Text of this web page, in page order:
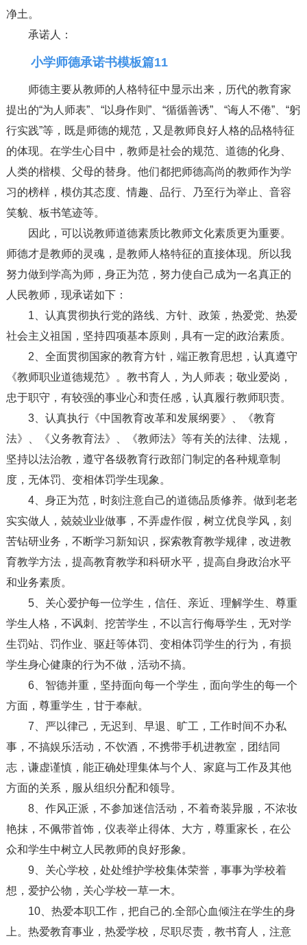
净土。
承诺人：
小学师德承诺书模板篇11
师德主要从教师的人格特征中显示出来，历代的教育家
提出的“为人师表”、“以身作则”、“循循善诱”、“诲人不倦”、“躬
行实践”等，既是师德的规范，又是教师良好人格的品格特征
的体现。在学生心目中，教师是社会的规范、道德的化身、
人类的楷模、父母的替身。他们都把师德高尚的教师作为学
习的榜样，模仿其态度、情趣、品行、乃至行为举止、音容
笑貌、板书笔迹等。
因此，可以说教师道德素质比教师文化素质更为重要。
师德才是教师的灵魂，是教师人格特征的直接体现。所以我
努力做到学高为师，身正为范，努力使自己成为一名真正的
人民教师，现承诺如下：
1、认真贯彻执行党的路线、方针、政策，热爱党、热爱
社会主义祖国，坚持四项基本原则，具有一定的政治素质。
2、全面贯彻国家的教育方针，端正教育思想，认真遵守
《教师职业道德规范》。教书育人，为人师表；敬业爱岗，
忠于职守，有较强的事业心和责任感，认真履行教师职责。
3、认真执行《中国教育改革和发展纲要》、《教育
法》、《义务教育法》、《教师法》等有关的法律、法规，
坚持以法治教，遵守各级教育行政部门制定的各种规章制
度，无体罚、变相体罚学生现象。
4、身正为范，时刻注意自己的道德品质修养。做到老老
实实做人，兢兢业业做事，不弄虚作假，树立优良学风，刻
苦钻研业务，不断学习新知识，探索教育教学规律，改进教
育教学方法，提高教育教学和科研水平，提高自身政治水平
和业务素质。
5、关心爱护每一位学生，信任、亲近、理解学生、尊重
学生人格，不讽刺、挖苦学生，不以言行侮辱学生，无对学
生罚站、罚作业、驱赶等体罚、变相体罚学生的行为，有损
学生身心健康的行为不做，活动不搞。
6、智德并重，坚持面向每一个学生，面向学生的每一个
方面，尊重学生，甘于奉献。
7、严以律己，无迟到、早退、旷工，工作时间不办私
事，不搞娱乐活动，不饮酒，不携带手机进教室，团结同
志，谦虚谨慎，能正确处理集体与个人、家庭与工作及其他
方面的关系，服从组织分配和领导。
8、作风正派，不参加迷信活动，不着奇装异服，不浓妆
艳抹，不佩带首饰，仪表举止得体、大方，尊重家长，在公
众和学生中树立人民教师的良好形象。
9、关心学校，处处维护学校集体荣誉，事事为学校着
想，爱护公物，关心学校一草一木。
10、热爱本职工作，把自己的.全部心血倾注在学生的身
上。热爱教育事业，热爱学校，尽职尽责，教书育人，注意